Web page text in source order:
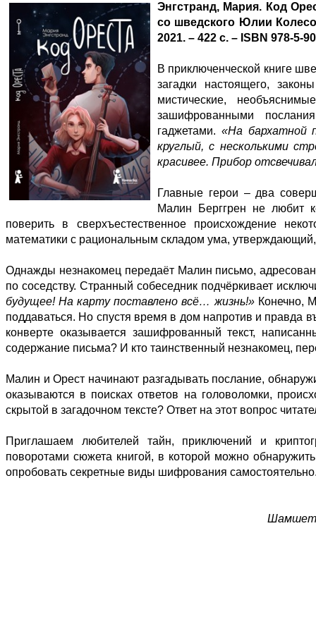
Энгстранд, Мария. Код
со шведского Юлии
2021. – 422 с. – ISBN 978-5-
В приключенческой книге
загадки настоящего,
мистические,
зашифрованными
гаджетами. «На бархатной
круглый, с несколькими
красивее. Прибор
Главные герои – два
Малин Берггрен не любит
поверить в сверхъестественное происхождение
математики с рациональным складом ума,
Однажды незнакомец передаёт Малин письмо,
по соседству. Странный собеседник подчёркивает
будущее! На карту поставлено всё… жизнь!»Конечно,
поддаваться. Но спустя время в дом напротив и
конверте оказывается зашифрованный текст,
содержание письма? И кто таинственный незнакомец,
Малин и Орест начинают разгадывать послание,
оказываются в поисках ответов на головоломки,
скрытой в загадочном тексте? Ответ на этот вопрос
Приглашаем любителей тайн, приключений и
поворотами сюжета книгой, в которой можно
опробовать секретные виды шифрования